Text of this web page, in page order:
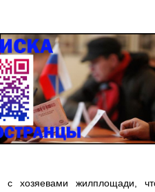
с хозяевами жилплощади,